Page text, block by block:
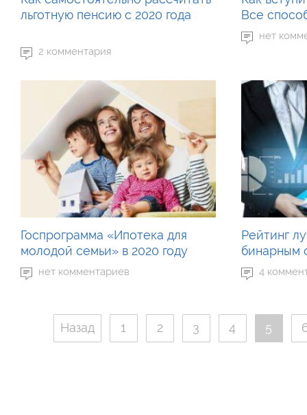
льготную пенсию с 2020 года
2 комментария
Все
нет
Госпрограмма «Ипотека для
молодой семьи» в 2020 году
нет комментариев
Рейтинг
бинарным
4
Назад 1 2 3 4 5